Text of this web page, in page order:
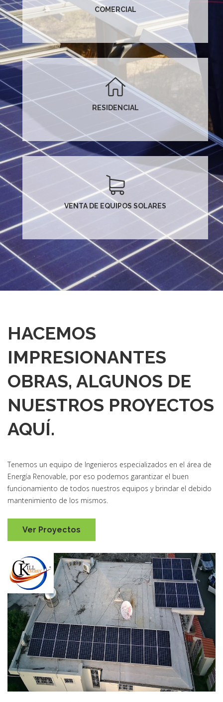
COMERCIAL
RESIDENCIAL
VENTA DE EQUIPOS SOLARES
HACEMOS
IMPRESIONANTES
OBRAS, ALGUNOS DE
NUESTROS PROYECTOS
AQUÍ.
Tenemos un equipo de Ingenieros especializados en el área de
Energía Renovable, por eso podemos garantizar el buen
funcionamiento de todos nuestros equipos y brindar el debido
mantenimiento de los mismos.
Ver Proyectos